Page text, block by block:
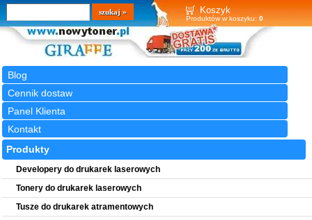
Koszyk
Produktów w koszyku: 0
Blog
Cennik dostaw
Panel Klienta
Kontakt
Wyszukiwarka
szukaj
Produkty
Developery do drukarek laserowych
Tonery do drukarek laserowych
Tusze do drukarek atramentowych